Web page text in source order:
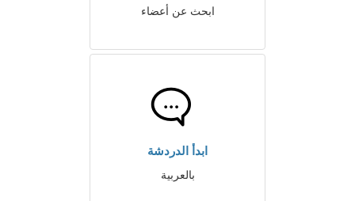
ابحث عن أعضاء
ابدأ الدردشة
بالعربية